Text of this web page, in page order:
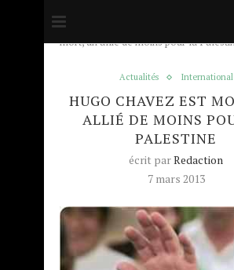
Accueil
mort, un allié de moins pour la
Actualités International
HUGO CHAVEZ EST
ALLIÉ DE MOINS
PALESTINE
écrit parRedaction
7 mars 2013